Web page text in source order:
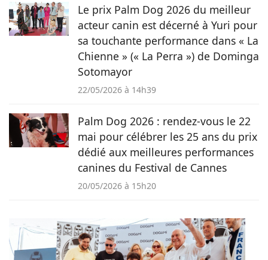
Le prix Palm Dog 2026 du meilleur
acteur canin est décerné à Yuri pour
sa touchante performance dans « La
Chienne » (« La Perra ») de Dominga
Sotomayor
22/05/2026 à 14h39
Palm Dog 2026 : rendez-vous le 22
mai pour célébrer les 25 ans du prix
dédié aux meilleures performances
canines du Festival de Cannes
20/05/2026 à 15h20